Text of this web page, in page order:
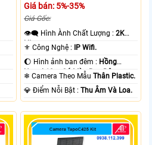
Giá bán: 5%-35%
Giá Gốc:
👁️‍🗨 Hình Ành Chất Lượng :2K
Lite .
⚜️ Công Nghệ : IP Wifi.
🌔 Hình ảnh ban đêm : Hồng
Ngoại 10m Có Màu Ban Ðêm.
❄ Camera Theo MẫuThân Plastic.
️💎 Điểm Nỗi Bật :Thu Âm Và Loa.